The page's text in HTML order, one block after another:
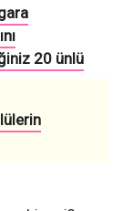
20 ünlü